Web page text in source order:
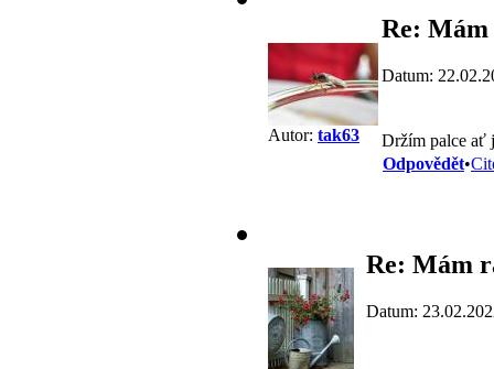
Autor: tak63
Re: Mám
Datum:
Držím palce ať
Odpovědět•
Re: Mám
Datum: